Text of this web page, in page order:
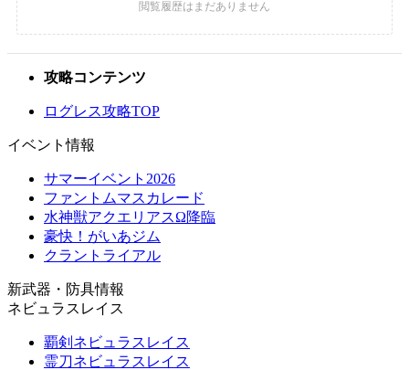
攻略コンテンツ
ログレス攻略TOP
イベント情報
サマーイベント2026
ファントムマスカレード
水神獣アクエリアスΩ降臨
豪快！がいあジム
クラントライアル
新武器・防具情報
ネビュラスレイス
覇剣ネビュラスレイス
霊刀ネビュラスレイス